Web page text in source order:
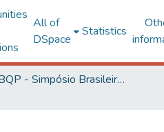
All of
DSpace
Statistics
SBQP - Simpósio Brasileiro de Qualidade do Projeto no Ambiente Construído